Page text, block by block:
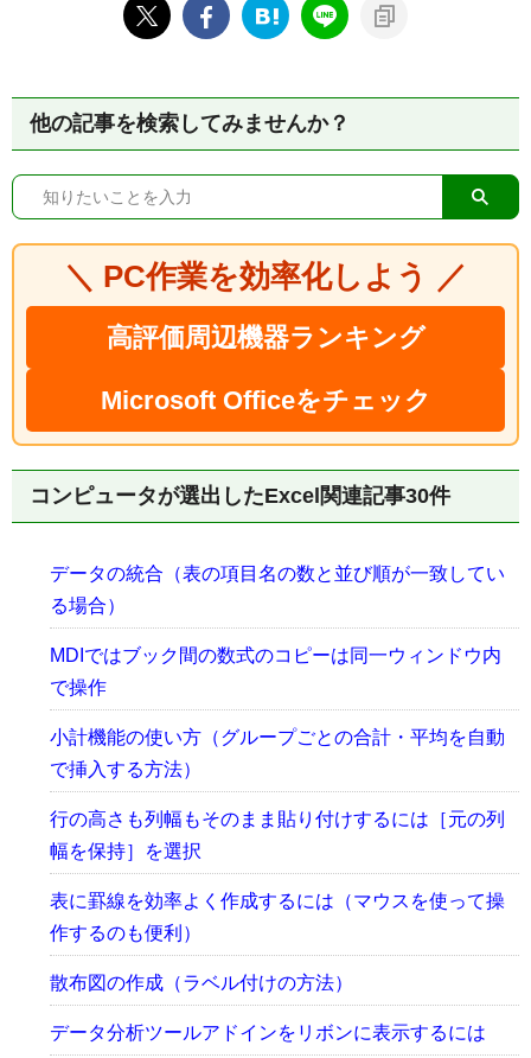
他の記事を検索してみませんか？
＼ PC作業を効率化しよう ／
高評価周辺機器ランキング
Microsoft Officeをチェック
コンピュータが選出したExcel関連記事30件
データの統合（表の項目名の数と並び順が一致してい
る場合）
MDIではブック間の数式のコピーは同一ウィンドウ内
で操作
小計機能の使い方（グループごとの合計・平均を自動
で挿入する方法）
行の高さも列幅もそのまま貼り付けするには［元の列
幅を保持］を選択
表に罫線を効率よく作成するには（マウスを使って操
作するのも便利）
散布図の作成（ラベル付けの方法）
データ分析ツールアドインをリボンに表示するには